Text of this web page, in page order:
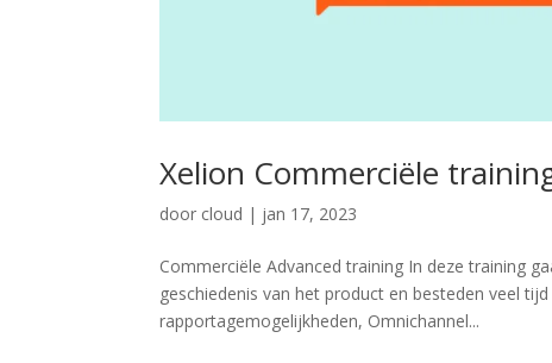
Xelion Commerciële
door cloud | jan 17, 2023
Commerciële Advanced training In deze training
geschiedenis van het product en besteden veel
rapportagemogelijkheden, Omnichannel...